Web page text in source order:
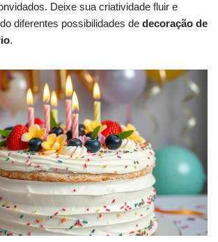
Deixe sua criatividade fluir e
diferentes possibilidades de decoração de
.